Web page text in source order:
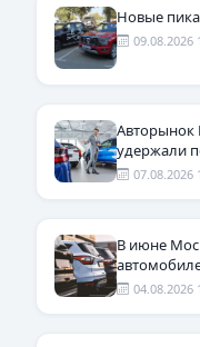
Новые
09.08.2026
удержали
07.08.2026
В июне
04.08.2026